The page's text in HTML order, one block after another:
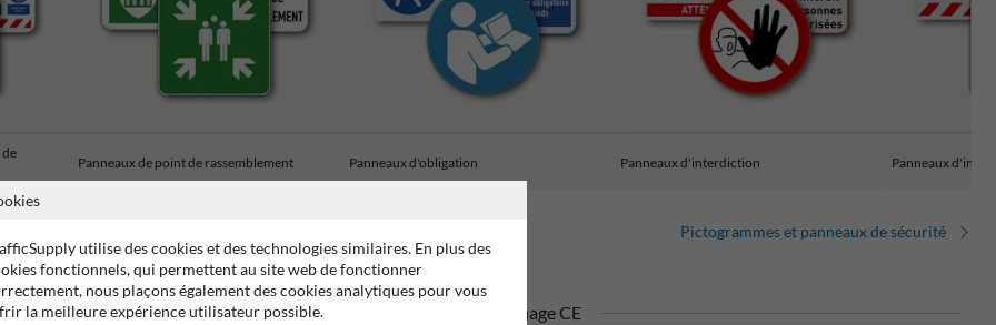
Panneaux de point de rassemblement Panneaux d'obligation Panneaux d'interdiction Panneaux
Pictogrammes et panneaux de sécurité
de 15 ans sur le film réfléchissant Stratifé anti-graffiti Marquage CE
utilise des cookies et des technologies similaires. En plus des
fonctionnels, qui permettent au site web de fonctionner
nous plaçons également des cookies analytiques pour vous
la meilleure expérience utilisateur possible.